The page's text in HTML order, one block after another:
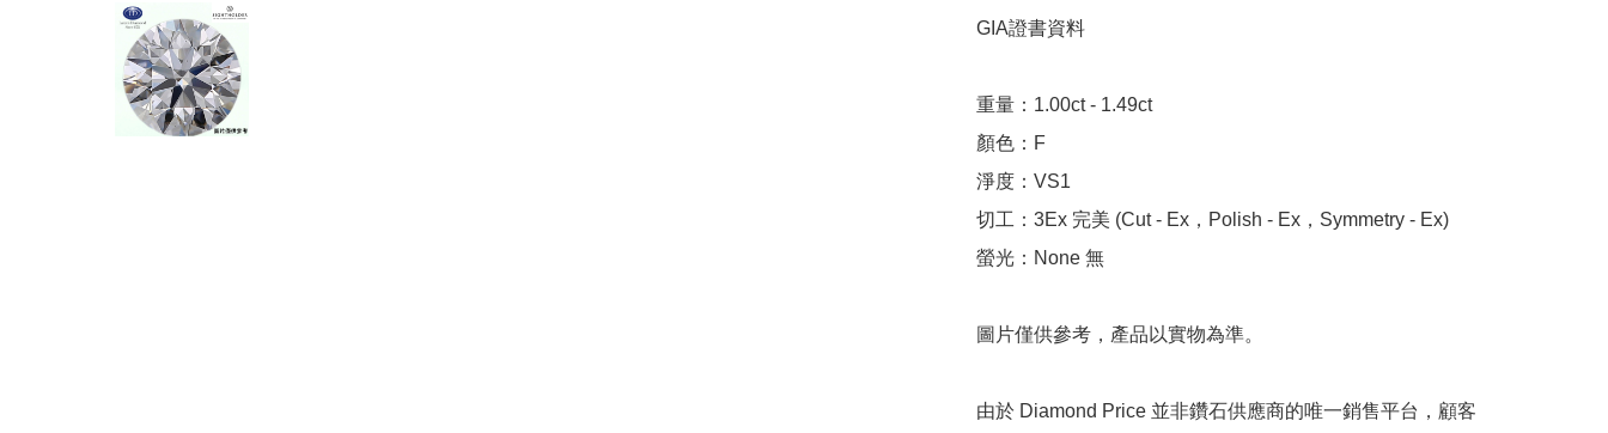
GIA證書資料
重量：1.00ct - 1.49ct
顏色：F
淨度：VS1
切工：3Ex 完美 (Cut - Ex，Polish - Ex，Symmetry - Ex)
螢光：None 無
圖片僅供參考，產品以實物為準。
由於 Diamond Price 並非鑽石供應商的唯一銷售平台，顧客